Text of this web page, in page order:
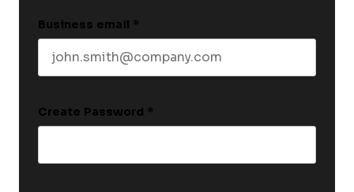
Business email *
Create Password *